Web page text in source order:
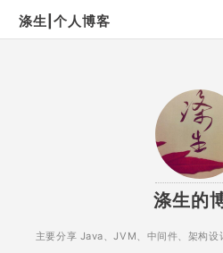
涤生|个人博客
涤生的
主要分享 Java、JVM、中间件、架构